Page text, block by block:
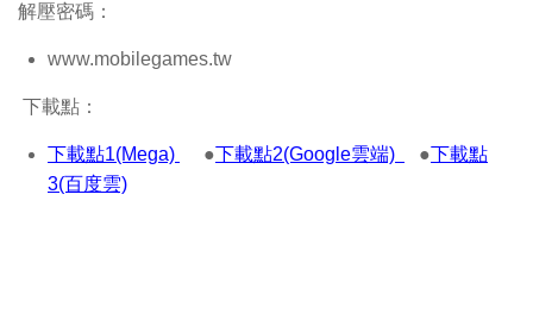
解壓密碼：
www.mobilegames.tw
下載點：
下載點1(Mega) ●下載點2(Google雲端) ●下載點
3(百度雲)